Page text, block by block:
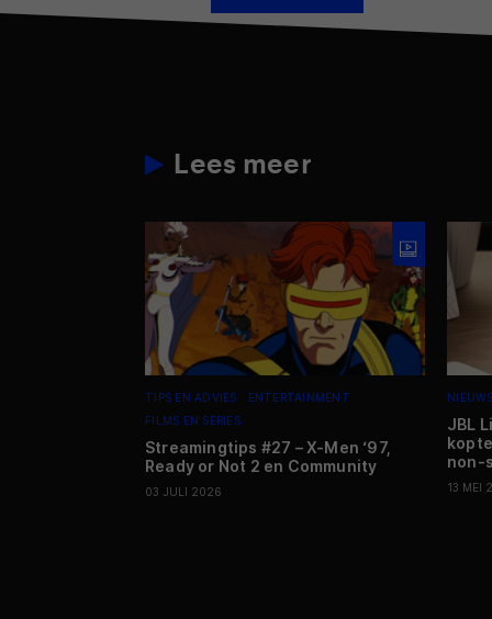
Lees meer
TIPS EN ADVIES
ENTERTAINMENT
FILMS EN SERIES
Streamingtips #27 – X-Men ‘97,
Ready or Not 2 en Community
03 JULI 2026
JBL
non-
13 MEI